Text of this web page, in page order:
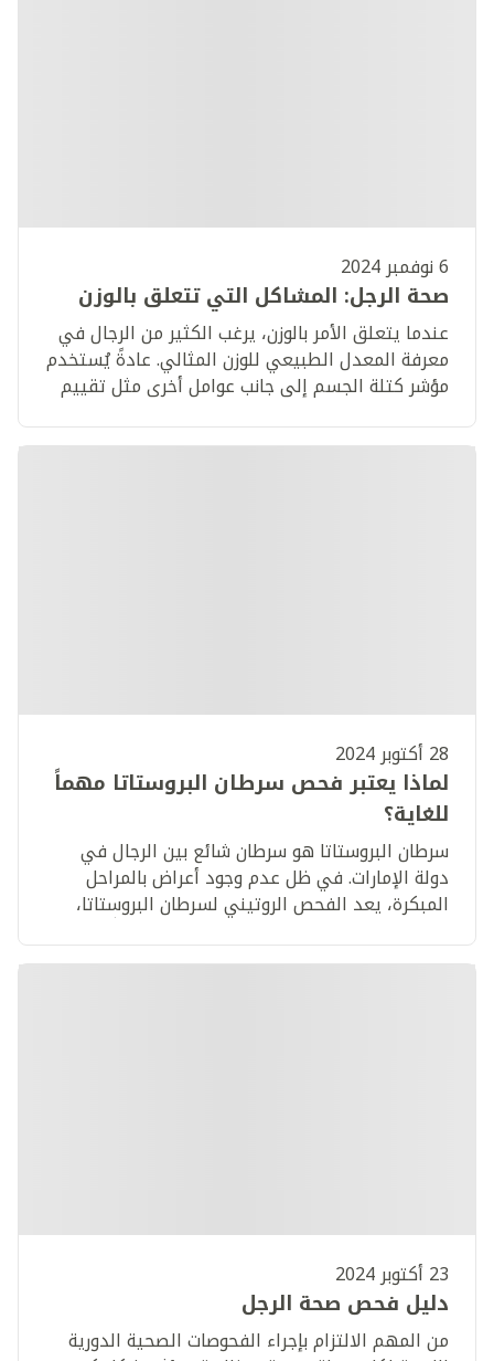
6 نوفمبر 2024
صحة الرجل: المشاكل التي تتعلق بالوزن
عندما يتعلق الأمر بالوزن، يرغب الكثير من الرجال في
معرفة المعدل الطبيعي للوزن المثالي. عادةً يُستخدم
مؤشر كتلة الجسم إلى جانب عوامل أخرى مثل تقييم
السمنة والحفاظ على اسلوب حياة صحي من جميع
28 أكتوبر 2024
لماذا يعتبر فحص سرطان البروستاتا مهماً
للغاية؟
سرطان البروستاتا هو سرطان شائع بين الرجال في
دولة الإمارات. في ظل عدم وجود أعراض بالمراحل
المبكرة، يعد الفحص الروتيني لسرطان البروستاتا،
سهلة للكشف عن السرطان مبكراً، وبذلك يصبح من
23 أكتوبر 2024
دليل فحص صحة الرجل
من المهم الالتزام بإجراء الفحوصات الصحية الدورية